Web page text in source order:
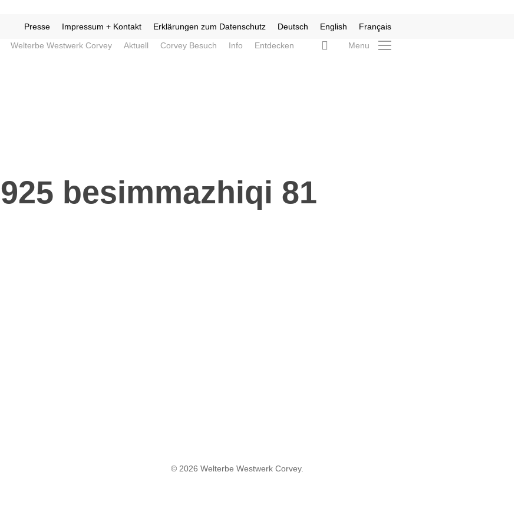
Presse Impressum + Kontakt Erklärungen zum Datenschutz Deutsch English
Français
Welterbe Westwerk Corvey
Aktuell Corvey Besuch Info Entdecken search
Menu
besimmazhiqi 81
© 2026 Welterbe Westwerk Corvey.